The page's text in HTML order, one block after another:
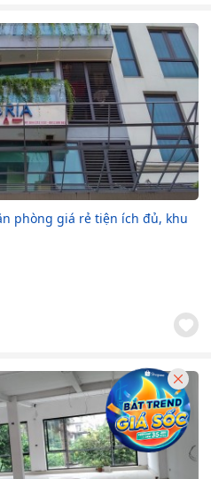
phòng giá rẻ tiện ích đủ, khu